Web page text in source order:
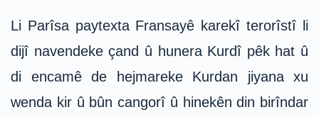
Li Parîsa paytexta Fransayê karekî terorîstî li
dijî navendeke çand û hunera Kurdî pêk hat û
di encamê de hejmareke Kurdan jiyana xu
wenda kir û bûn cangorî û hinekên din birîndar